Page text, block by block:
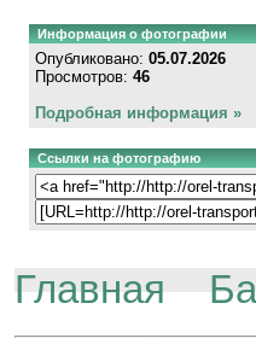
Информация о фотографии
Опубликовано: 05.07.2026
Просмотров: 46
Подробная информация »
Ссылки на фотографию
Главная